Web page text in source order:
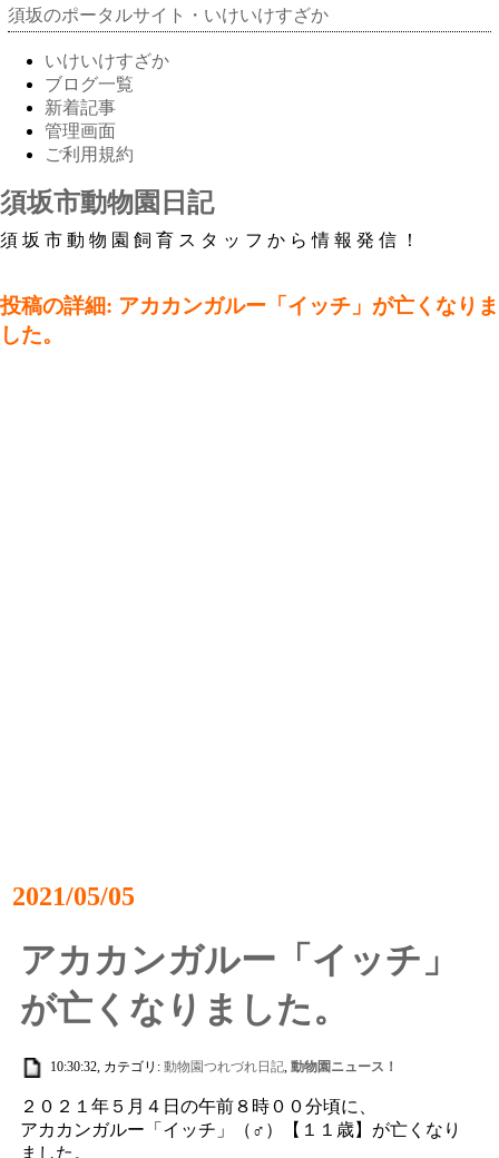
須坂のポータルサイト・いけいけすざか
いけいけすざか
ブログ一覧
新着記事
管理画面
ご利用規約
須坂市動物園日記
須坂市動物園飼育スタッフから情報発信！
投稿の詳細: アカカンガルー「イッチ」が亡くなりま
した。
2021/05/05
アカカンガルー「イッチ」
が亡くなりました。
10:30:32, カテゴリ:動物園つれづれ日記,動物園ニュース！
２０２１年５月４日の午前８時００分頃に、
アカカンガルー「イッチ」（♂）【１１歳】が亡くなり
ました。